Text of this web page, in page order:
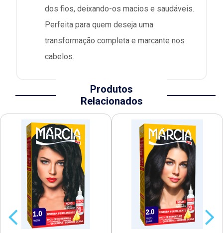
dos fios, deixando-os macios e saudáveis.
Perfeita para quem deseja uma
transformação completa e marcante nos
cabelos.
Produtos
Relacionados